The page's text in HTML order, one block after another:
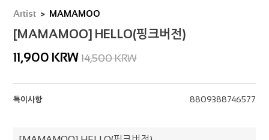
Artist MAMAMOO
[MAMAMOO] HELLO(핑크버전)
11,900 KRW14,500 KRW
특이사항 8809388746577